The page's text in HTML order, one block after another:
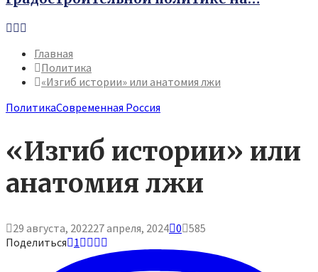
Youtube
Vk
Главная
Политика
«Изгиб истории» или анатомия лжи
ПолитикаСовременная Россия
«Изгиб истории» или
анатомия лжи
29 августа, 202227 апреля, 2024 0 585
Поделиться 1